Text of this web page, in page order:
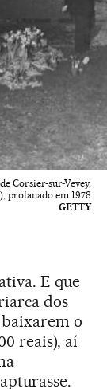
Corsier-sur-Vevey,
profanado em 1978
GETTY
E que
dos
o
reais), aí